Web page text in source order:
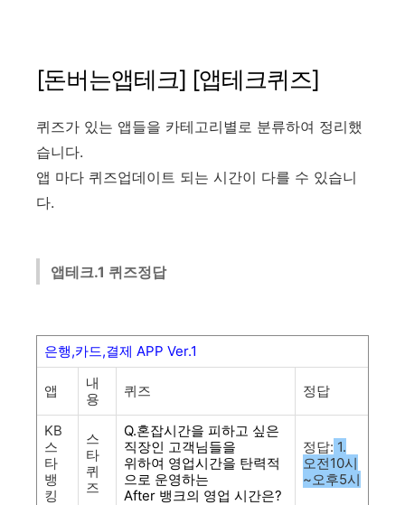
[돈버는앱테크] [앱테크퀴즈]
퀴즈가 있는 앱들을 카테고리별로 분류하여 정리했
습니다.
앱 마다 퀴즈업데이트 되는 시간이 다를 수 있습니
다.
앱테크.1 퀴즈정답
은행,카드,결제 APP Ver.1
앱
내
용
퀴즈 정답
KB
스
타
뱅
킹
스
타
퀴
즈
Q.혼잡시간을 피하고 싶은
직장인 고객님들을
위하여 영업시간을 탄력적
으로 운영하는
After 뱅크의 영업 시간은?
정답: 1.
오전10시
~오후5시